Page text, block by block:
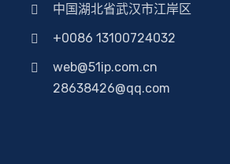
中国湖北省武汉市江岸区
+0086 13100724032
web@51ip.com.cn
28638426@qq.com